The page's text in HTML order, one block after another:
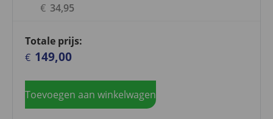
€ 34,95
Totale prijs:
€ 149,00
Toevoegen aan winkelwagen